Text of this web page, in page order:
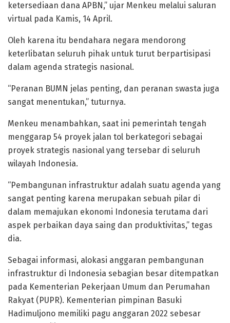
ketersediaan dana APBN,” ujar Menkeu melalui saluran
virtual pada Kamis, 14 April.
Oleh karena itu bendahara negara mendorong
keterlibatan seluruh pihak untuk turut berpartisipasi
dalam agenda strategis nasional.
“Peranan BUMN jelas penting, dan peranan swasta juga
sangat menentukan,” tuturnya.
Menkeu menambahkan, saat ini pemerintah tengah
menggarap 54 proyek jalan tol berkategori sebagai
proyek strategis nasional yang tersebar di seluruh
wilayah Indonesia.
“Pembangunan infrastruktur adalah suatu agenda yang
sangat penting karena merupakan sebuah pilar di
dalam memajukan ekonomi Indonesia terutama dari
aspek perbaikan daya saing dan produktivitas,” tegas
dia.
Sebagai informasi, alokasi anggaran pembangunan
infrastruktur di Indonesia sebagian besar ditempatkan
pada Kementerian Pekerjaan Umum dan Perumahan
Rakyat (PUPR). Kementerian pimpinan Basuki
Hadimuljono memiliki pagu anggaran 2022 sebesar